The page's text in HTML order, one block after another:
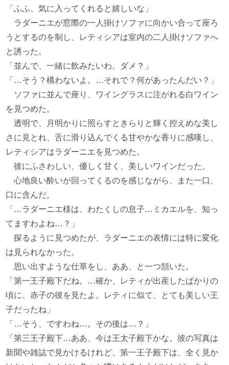
「ふふ、気に入ってくれると嬉しいな」
ラダーニエが窓際の一人掛けソファに向かい合って座ろ
うとするのを制し、レティシアは室内の二人掛けソファへ
と誘った。
「並んで、一緒に飲みたいわ。ダメ？」
「…そう？構わないよ。…それで？何があったんだい？」
ソファに並んで座り、ワイングラスに注がれる白ワイン
を見つめた。
透明で、月明かりに照らすときらりと輝く控えめな美し
さに見とれ、舌に滑り込んでくる甘やかな香りに感嘆し、
レティシアはラダーニエを見つめた。
彼にふさわしい、優しく甘く、美しいワインだった。
心地良い酔いが回ってくるのを感じながら、また一口、
口に含んだ。
「…ラダーニエ様は、わたくしの息子…ミカエルを、知っ
てますわよね…？」
探るように見つめたが、ラダーニエの表情には特に変化
は見られなかった。
思い出すような仕草をし、ああ、と一つ頷いた。
「第一王子殿下だね。…確か、レティが出産したばかりの
頃に、赤子の彼を見たよ。レティに似て、とても美しい王
子だったね」
「…そう、ですわね…。その後は…？」
「第三王子殿下…ああ、今は王太子殿下かな。彼の写真は
新聞や雑誌で見かけるけれど、第一王子殿下は、全く見か